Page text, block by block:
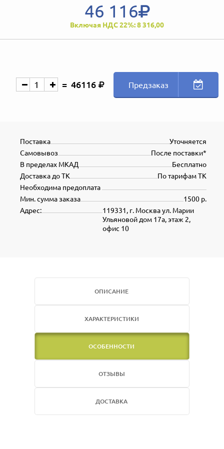
46 116
Включая НДС 22%: 8 316,00
46116 Предзаказ
Уточняется
Поставка
После поставки*
Самовывоз
Бесплатно
В пределах МКАД
По тарифам ТК
Доставка до ТК
Необходима предоплата
1500 р.
Мин. сумма заказа
119331, г. Москва ул. Марии
Ульяновой дом 17а, этаж 2,
офис 10
Адрес:
ОПИСАНИЕ
ХАРАКТЕРИСТИКИ
ОСОБЕННОСТИ
ОТЗЫВЫ
ДОСТАВКА